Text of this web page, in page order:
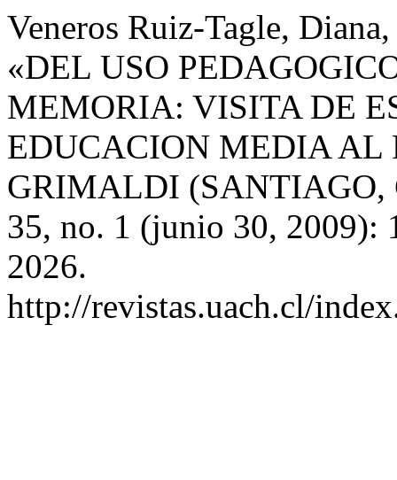
Veneros Ruiz-Tagle,
«DEL USO
MEMORIA: VISITA DE
EDUCACION MEDIA AL
GRIMALDI
35, no. 1 (junio 30, 2009):
2026.
http://revistas.uach.cl/